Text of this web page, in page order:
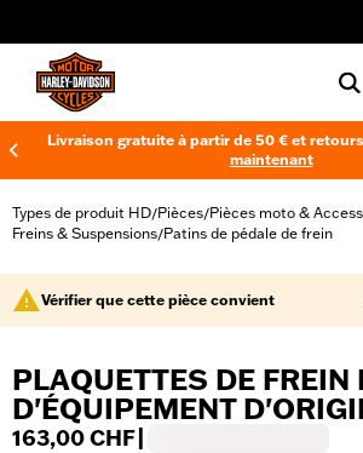
Livraison gratuite à partir de 50 € et
maintenant
Types de produit HD/Pièces/Pièces moto &
Freins & Suspensions/Patins de pédale de frein
Vérifier que cette pièce convient
PLAQUETTES DE FREIN
D'ÉQUIPEMENT
163,00 CHF